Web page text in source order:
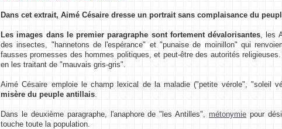
Dans cet extrait, Aimé Césaire dresse un portrait sans complaisance du
Les images dans le premier paragraphe sont fortement dévalorisantes , les
des insectes, "hannetons de l'espérance" et "punaise de moinillon" qui
fausses promesses des hommes politiques, et peut-être des autorités
en les traitant de "mauvais gris-gris".
Aimé Césaire emploie le champ lexical de la maladie ("petite vérole", "soleil
misère du peuple antillais
Dans le deuxième paragraphe, l'anaphore de "les Antilles",métonymie pour
touche toute la population.